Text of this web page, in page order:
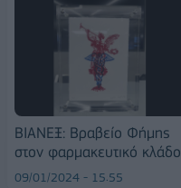
ΒΙΑΝΕΞ: Βραβείο Φήμης
στον φαρμακευτικό κλάδο
09/01/2024 - 15:55